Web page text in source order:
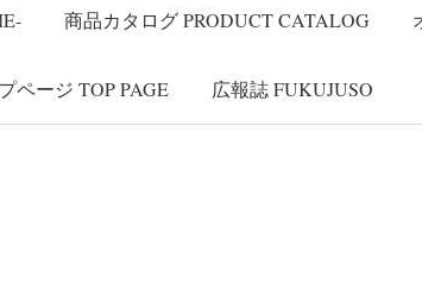
商品カタログ PRODUCT CATALOG
ページ TOP PAGE 広報誌 FUKUJUSO